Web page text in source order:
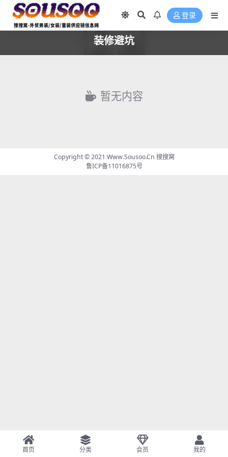
登录
装修避坑
暂无内容
Copyright © 2021 Www.Sousoo.Cn 搜搜窝
鲁ICP备11016875号
首页 分类 会员 我的